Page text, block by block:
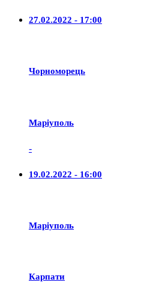
27.02.2022 - 17:00
Чорноморець
Маріуполь
-
19.02.2022 - 16:00
Маріуполь
Карпати